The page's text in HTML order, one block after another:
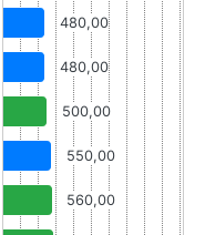
480,00
480,00
500,00
550,00
560,00